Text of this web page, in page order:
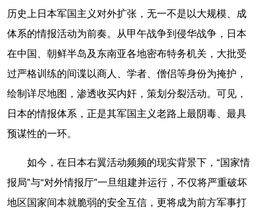
历史上日本军国主义对外扩张，无一不是以大规模、成
体系的情报活动为前奏。从甲午战争到侵华战争，日本
在中国、朝鲜半岛及东南亚各地密布特务机关，大批受
过严格训练的间谍以商人、学者、僧侣等身份为掩护，
绘制详尽地图，渗透收买内奸，策划分裂活动。可见，
日本的情报体系，正是其军国主义老路上最阴毒、最具
预谋性的一环。
如今，在日本右翼活动频频的现实背景下，“国家情
报局”与“对外情报厅”一旦组建并运行，不仅将严重破坏
地区国家间本就脆弱的安全互信，更将成为前方军事打